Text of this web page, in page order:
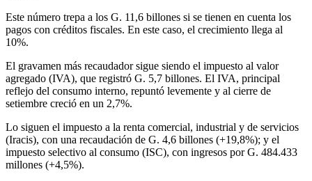
Este número trepa a los G. 11,6 billones si se tienen en cuenta los
pagos con créditos fiscales. En este caso, el crecimiento llega al
10%.
El gravamen más recaudador sigue siendo el impuesto al valor
agregado (IVA), que registró G. 5,7 billones. El IVA, principal
reflejo del consumo interno, repuntó levemente y al cierre de
setiembre creció en un 2,7%.
Lo siguen el impuesto a la renta comercial, industrial y de servicios
(Iracis), con una recaudación de G. 4,6 billones (+19,8%); y el
impuesto selectivo al consumo (ISC), con ingresos por G. 484.433
millones (+4,5%).